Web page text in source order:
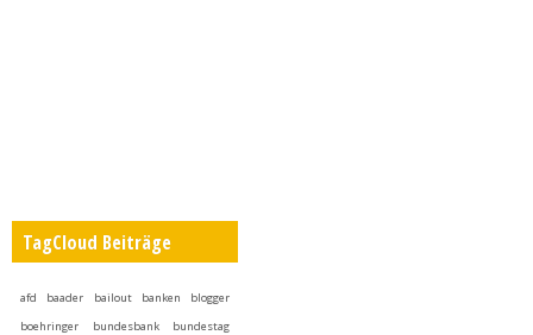
TagCloud Beiträge
afd baader bailout banken
blogger
boehringer
bundesbank
bundestag